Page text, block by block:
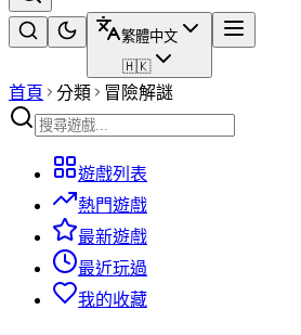
繁體中文
🇭🇰
首頁 分類 冒險解謎
遊戲列表
熱門遊戲
最新遊戲
最近玩過
我的收藏